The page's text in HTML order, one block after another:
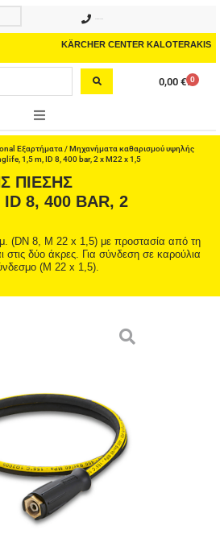
KÄRCHER CENTER KALOTERAKIS
0,00 € 0
Cart
Εξαρτήματα /Μηχανήματα καθαρισμού υψηλής
1,5 m, ID 8, 400 bar, 2 x M22 x 1,5
ΠΊΕΣΗΣ
8, 400 BAR, 2
(DN 8, M 22 x 1,5) με προστασία από τη
στις δύο άκρες. Για σύνδεση σε καρούλια
(M 22 x 1,5).